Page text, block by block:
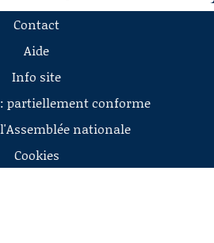
Contact
Aide
Info site
partiellement conforme
nationale
Cookies